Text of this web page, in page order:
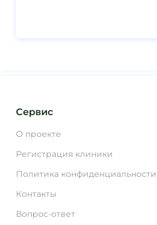
Сервис
О проекте
Регистрация клиники
Политика конфиденциальности
Контакты
Вопрос-ответ